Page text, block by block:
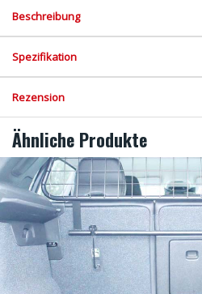
Beschreibung
Spezifikation
Rezension
Ähnliche Produkte